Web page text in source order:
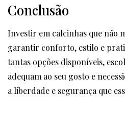
Conclusão
Investir em calcinhas que não
garantir conforto, estilo e
tantas opções disponíveis,
adequam ao seu gosto e
a liberdade e segurança que